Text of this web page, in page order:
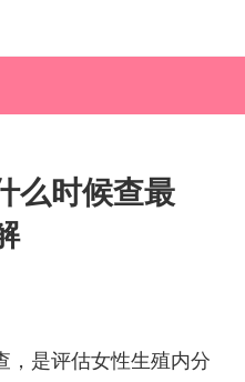
综合资讯
么时候查最
，是评估女性生殖内分